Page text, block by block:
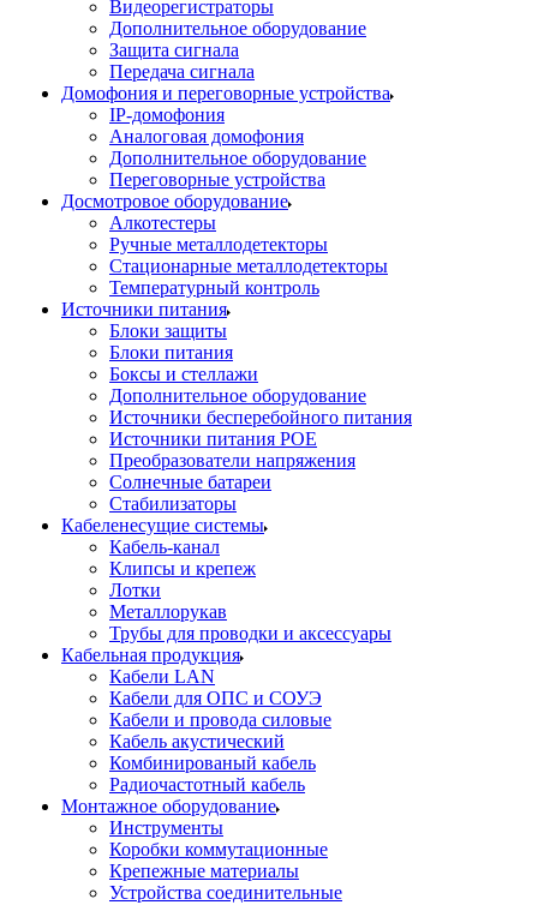
Видеорегистраторы
Дополнительное оборудование
Защита сигнала
Передача сигнала
Домофония и переговорные устройства
IP-домофония
Аналоговая домофония
Дополнительное оборудование
Переговорные устройства
Досмотровое оборудование
Алкотестеры
Ручные металлодетекторы
Стационарные металлодетекторы
Температурный контроль
Источники питания
Блоки защиты
Блоки питания
Боксы и стеллажи
Дополнительное оборудование
Источники бесперебойного питания
Источники питания POE
Преобразователи напряжения
Солнечные батареи
Стабилизаторы
Кабеленесущие системы
Кабель-канал
Клипсы и крепеж
Лотки
Металлорукав
Трубы для проводки и аксессуары
Кабельная продукция
Кабели LAN
Кабели для ОПС и СОУЭ
Кабели и провода силовые
Кабель акустический
Комбинированый кабель
Радиочастотный кабель
Монтажное оборудование
Инструменты
Коробки коммутационные
Крепежные материалы
Устройства соединительные